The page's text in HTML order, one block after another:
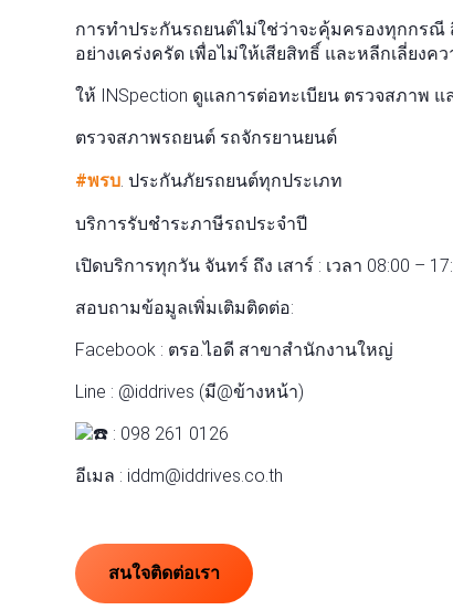
การทำประกันรถยนต์ไม่ใช่ว่าจะคุ้มครองทุกกร
อย่างเคร่งครัด เพื่อไม่ให้เสียสิทธิ์ และหลีกเลี่ยงค
ให้ INSpection ดูแลการต่อทะเบียน ตรวจสภาพ
ตรวจสภาพรถยนต์ รถจักรยานยนต์
#พรบ. ประกันภัยรถยนต์ทุกประเภท
บริการรับชำระภาษีรถประจำปี
เปิดบริการทุกวัน จันทร์ ถึง เสาร์ : เวลา 08:00 –
สอบถามข้อมูลเพิ่มเติมติดต่อ:
Facebook : ตรอ.ไอดี สาขาสำนักงานใหญ่
Line : @iddrives (มี@ข้างหน้า)
: 098 261 0126
อีเมล : iddm@iddrives.co.th
สนใจติดต่อเรา